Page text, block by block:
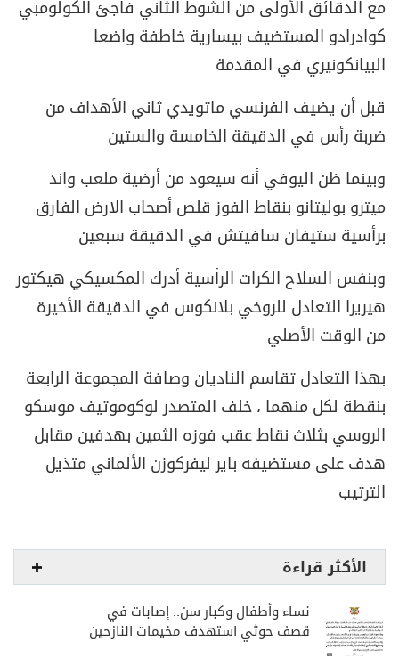
مع الدقائق الأولى من الشوط الثاني فاجئ الكولومبي
كوادرادو المستضيف بيسارية خاطفة واضعا
البيانكونيري في المقدمة
قبل أن يضيف الفرنسي ماتويدي ثاني الأهداف من
ضربة رأس في الدقيقة الخامسة والستين
وبينما ظن اليوفي أنه سيعود من أرضية ملعب واند
ميترو بوليتانو بنقاط الفوز قلص أصحاب الارض الفارق
برأسية ستيفان سافيتش في الدقيقة سبعين
وبنفس السلاح الكرات الرأسية أدرك المكسيكي هيكتور
هيريرا التعادل للروخي بلانكوس في الدقيقة الأخيرة
من الوقت الأصلي
بهذا التعادل تقاسم الناديان وصافة المجموعة الرابعة
بنقطة لكل منهما ، خلف المتصدر لوكوموتيف موسكو
الروسي بثلاث نقاط عقب فوزه الثمين بهدفين مقابل
هدف على مستضيفه باير ليفركوزن الألماني متذيل
الترتيب
الأكثر قراءة
نساء وأطفال وكبار سن.. إصابات في
قصف حوثي استهدف مخيمات النازحين